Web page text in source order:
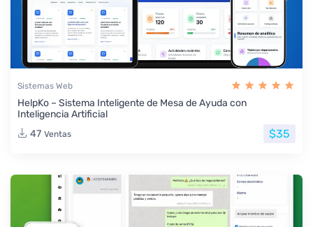
Sistemas Web
HelpKo – Sistema Inteligente de Mesa de Ayuda con
Inteligencia Artificial
47 Ventas $35